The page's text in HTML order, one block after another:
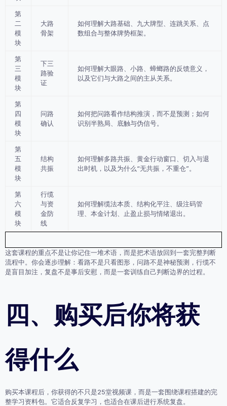
第
二
模
块
大路
骨架
如何理解大路基础、九大牌型、连跳关系、点
数组合与整体牌势框架。
第
三
模
块
下三
路验
证
如何理解大眼路、小路、蟑螂路的反馈意义，
以及它们与大路之间的主从关系。
第
四
模
块
问路
确认
如何把问路看作结构推演，而不是预测；如何
识别半熟局、底触与伪信号。
第
五
模
块
结构
共振
如何理解多路共振、黄金行动窗口、切入与退
出时机，以及为什么“无共振，不重仓”。
第
六
模
块
行缆
与资
金防
线
如何理解缆法本质、结构化平注、级注码管
理、本金计划、止盈止损与情绪退出。
这套课程的重点不是让你记住一堆术语，而是把术语放回到一套完整判断
流程中。你会逐步理解：看路不是只看图形，问路不是神秘预测，行缆不
是盲目加注，复盘不是事后安慰，而是一套训练自己判断边界的过程。
四、购买后你将获
得什么
购买本课程后，你获得的不只是25堂视频课，而是一套围绕课程搭建的完
整学习资料包。它适合反复学习，也适合在课后进行系统复盘。